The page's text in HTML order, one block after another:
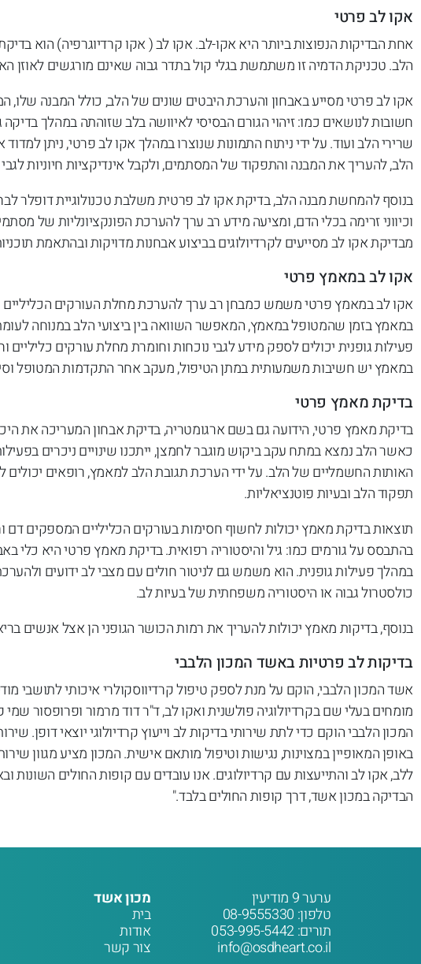
אקו לב פרטי
אחת הבדיקות הנפוצות ביותר היא אקו-לב. אקו לב ( אקו קרדיוגרפיה) הוא
הלב. טכניקת הדמיה זו משתמשת בגלי קול בתדר גבוה שאינם מורגשים לאוזן
אקו לב פרטי מסייע באבחון והערכת היבטים שונים של הלב, כולל המבנה שלו,
חשובות לנושאים כמו: זיהוי הגורם הבסיסי לאיוושה בלב שזוהתה במהלך
שרירי הלב ועוד. על ידי ניתוח התמונות שנוצרו במהלך אקו לב פרטי, ניתן
הלב, להעריך את המבנה והתפקוד של המסתמים, ולקבל אינדיקציות חיוניות
בנוסף להמחשת מבנה הלב, בדיקת אקו לב פרטית משלבת טכנולוגיית דופלר
וכיווני זרימה בכלי הדם, ומציעה מידע רב ערך להערכת הפונקציונליות של
מבדיקת אקו לב מסייעים לקרדיולוגים בביצוע אבחנות מדויקות ובהתאמת
אקו לב במאמץ פרטי
אקו לב במאמץ פרטי משמש כמבחן רב ערך להערכת מחלת העורקים הכליליים
במאמץ בזמן שהמטופל במאמץ, המאפשר השוואה בין ביצועי הלב במנוחה
פעילות גופנית יכולים לספק מידע לגבי נוכחות וחומרת מחלת עורקים
במאמץ יש חשיבות משמעותית במתן הטיפול, מעקב אחר התקדמות המטופל
בדיקת מאמץ פרטי
בדיקת מאמץ פרטי, הידועה גם בשם ארגומטריה, בדיקת אבחון המעריכה את
כאשר הלב נמצא במתח עקב ביקוש מוגבר לחמצן, ייתכנו שינויים ניכרים
האותות החשמליים של הלב. על ידי הערכת תגובת הלב למאמץ, רופאים יכולים
תפקוד הלב ובעיות פוטנציאליות.
תוצאות בדיקת מאמץ יכולות לחשוף חסימות בעורקים הכליליים המספקים
בהתבסס על גורמים כמו: גיל והיסטוריה רפואית. בדיקת מאמץ פרטי היא כלי
במהלך פעילות גופנית. הוא משמש גם לניטור חולים עם מצבי לב ידועים
כולסטרול גבוה או היסטוריה משפחתית של בעיות לב.
בנוסף, בדיקות מאמץ יכולות להעריך את רמות הכושר הגופני הן אצל אנשים
בדיקות לב פרטיות באשד המכון הלבבי
מומחים בעלי שם בקרדיולוגיה פולשנית ואקו לב, ד"ר דוד מרמור ופרופסור
המכון הלבבי הוקם כדי לתת שירותי בדיקות לב וייעוץ קרדיולוגי יוצאי דופן.
באופן המאופיין במצוינות, נגישות וטיפול מותאם אישית. המכון מציע מגוון
ללב, אקו לב והתייעצות עם קרדיולוגים. אנו עובדים עם קופות החולים השונות
הבדיקה במכון אשד, דרך קופות החולים בלבד."
ערער 9 מודיעין
טלפון: 08-9555330
תורים:053-995-5442
info@osdheart.co.il
מכון אשד
בית
אודות
צור קשר